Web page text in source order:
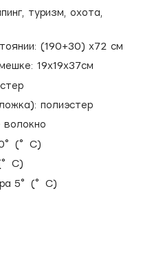
туризм, охота,
(190+30) х72 см
19х19х37см
полиэстер
волокно
5°(°C)